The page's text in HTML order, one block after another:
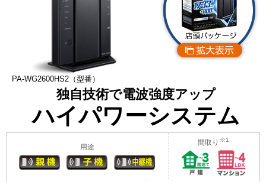
PA-WG2600HS2（型番）
独自技術で電波強度アップ
ハイパワーシステム
用途
間取り ※1